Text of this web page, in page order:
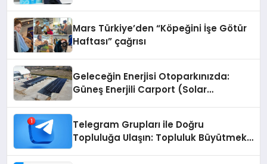
Mars Türkiye’den “Köpeğini İşe Götür
Haftası” çağrısı
Geleceğin Enerjisi Otoparkınızda:
Güneş Enerjili Carport (Solar
Telegram Grupları ile Doğru
Topluluğa Ulaşın: Topluluk Büyütmek